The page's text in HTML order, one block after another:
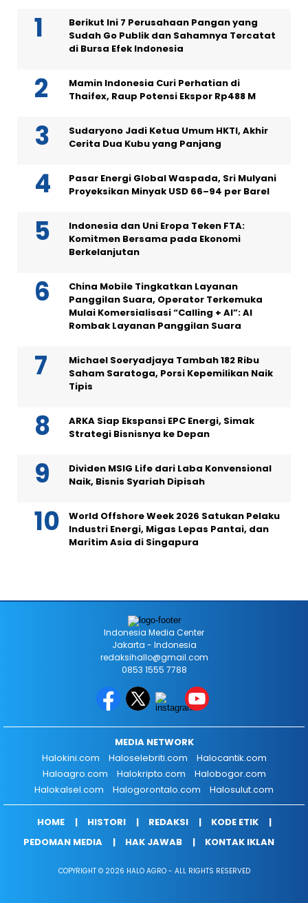
Berikut Ini 7 Perusahaan Pangan yang
Sudah Go Publik dan Sahamnya Tercatat
di Bursa Efek Indonesia
Mamin Indonesia Curi Perhatian di
Thaifex, Raup Potensi Ekspor Rp488 M
Sudaryono Jadi Ketua Umum HKTI, Akhir
Cerita Dua Kubu yang Panjang
Pasar Energi Global Waspada, Sri Mulyani
Proyeksikan Minyak USD 66–94 per Barel
Indonesia dan Uni Eropa Teken FTA:
Komitmen Bersama pada Ekonomi
Berkelanjutan
China Mobile Tingkatkan Layanan
Panggilan Suara, Operator Terkemuka
Mulai Komersialisasi “Calling + AI”: AI
Rombak Layanan Panggilan Suara
Michael Soeryadjaya Tambah 182 Ribu
Saham Saratoga, Porsi Kepemilikan Naik
Tipis
ARKA Siap Ekspansi EPC Energi, Simak
Strategi Bisnisnya ke Depan
Dividen MSIG Life dari Laba Konvensional
Naik, Bisnis Syariah Dipisah
World Offshore Week 2026 Satukan Pelaku
Industri Energi, Migas Lepas Pantai, dan
Maritim Asia di Singapura
Indonesia Media Center
Jakarta - Indonesia
redaksihallo@gmail.com
0853 1555 7788
MEDIA NETWORK
Halokini.com
Haloselebriti.com
Halocantik.com
Haloagro.com
Halokripto.com
Halobogor.com
Halokalsel.com
Halogorontalo.com Halosulut.com
HOME HISTORI REDAKSI
KODE ETIK
PEDOMAN MEDIA
HAK JAWAB KONTAK IKLAN
COPYRIGHT © 2026 HALO AGRO - ALL RIGHTS RESERVED